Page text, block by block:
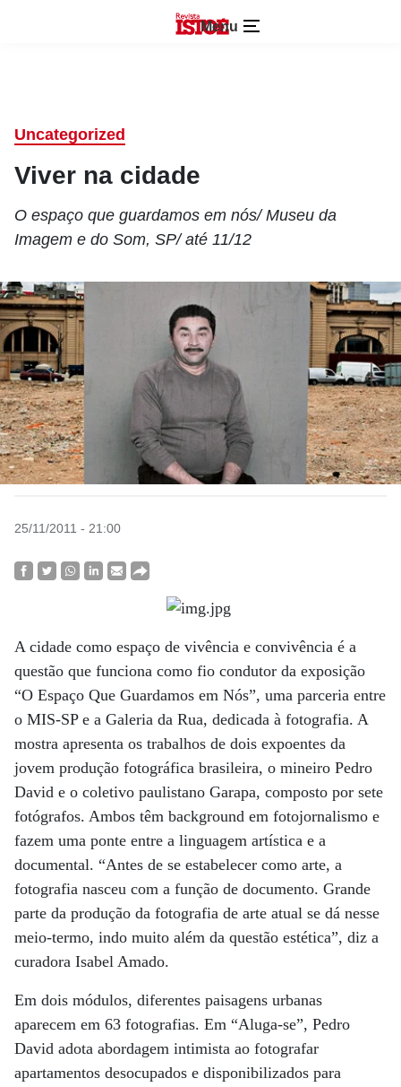
Menu
Uncategorized
Viver na cidade
O espaço que guardamos em nós/ Museu da
Imagem e do Som, SP/ até 11/12
25/11/2011 - 21:00
A cidade como espaço de vivência e convivência é a
questão que funciona como fio condutor da exposição
“O Espaço Que Guardamos em Nós”, uma parceria entre
o MIS-SP e a Galeria da Rua, dedicada à fotografia. A
mostra apresenta os trabalhos de dois expoentes da
jovem produção fotográfica brasileira, o mineiro Pedro
David e o coletivo paulistano Garapa, composto por sete
fotógrafos. Ambos têm background em fotojornalismo e
fazem uma ponte entre a linguagem artística e a
documental. “Antes de se estabelecer como arte, a
fotografia nasceu com a função de documento. Grande
parte da produção da fotografia de arte atual se dá nesse
meio-termo, indo muito além da questão estética”, diz a
curadora Isabel Amado.
Em dois módulos, diferentes paisagens urbanas
aparecem em 63 fotografias. Em “Aluga-se”, Pedro
David adota abordagem intimista ao fotografar
apartamentos desocupados e disponibilizados para